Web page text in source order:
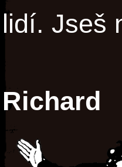
lidí. Jseš
Richard